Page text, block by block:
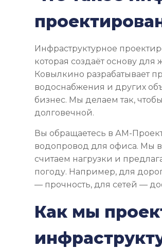
Инфраструктурное
которая создаёт основу
Ковылкино разрабатывает
водоснабжения и других
бизнес. Мы делаем так,
долговечной.
Вы обращаетесь в АМ-
водопровод для офиса. Мы
считаем нагрузки и
погоду. Например, для
— прочность, для сетей —
Как мы